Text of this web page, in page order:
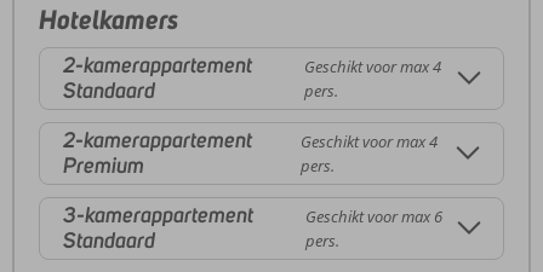
Hotelkamers
2-kamerappartement
Standaard
Geschikt voor max 4
pers.
2-kamerappartement
Premium
Geschikt voor max 4
pers.
3-kamerappartement
Standaard
Geschikt voor max 6
pers.